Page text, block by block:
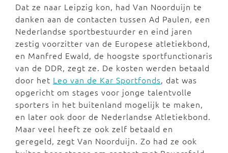
Dat ze naar Leipzig kon, had Van Noorduijn te
danken aan de contacten tussen Ad Paulen, een
Nederlandse sportbestuurder en eind jaren
zestig voorzitter van de Europese atletiekbond,
en Manfred Ewald, de hoogste sportfunctionaris
van de DDR, zegt ze. De kosten werden betaald
door het Leo van de Kar Sportfonds, dat was
opgericht om stages voor jonge talentvolle
sporters in het buitenland mogelijk te maken,
en later ook door de Nederlandse Atletiekbond.
Maar veel heeft ze ook zelf betaald en
geregeld, zegt Van Noorduijn. Zo had ze ook